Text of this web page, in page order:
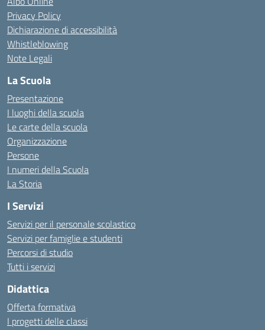
Privacy Policy
Dichiarazione di accessibilità
Whistleblowing
Note Legali
La Scuola
Presentazione
I luoghi della scuola
Le carte della scuola
Organizzazione
Persone
I numeri della Scuola
La Storia
I Servizi
Servizi per il personale scolastico
Servizi per famiglie e studenti
Percorsi di studio
Tutti i servizi
Didattica
Offerta formativa
I progetti delle classi